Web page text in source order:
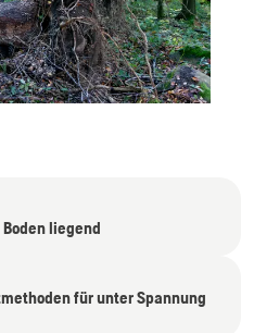
liegend
für unter Spannung